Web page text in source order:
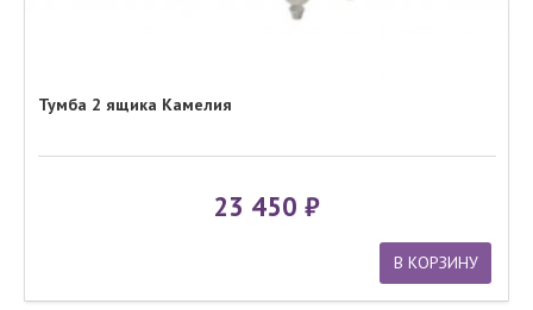
Тумба 2 ящика Камелия
23 450
В КОРЗИНУ